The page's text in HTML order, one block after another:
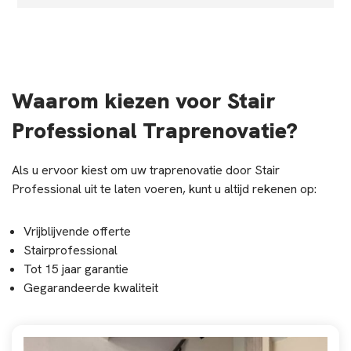
Waarom kiezen voor Stair
Professional Traprenovatie?
Als u ervoor kiest om uw traprenovatie door Stair
Professional uit te laten voeren, kunt u altijd rekenen op:
Vrijblijvende offerte
Stairprofessional
Tot 15 jaar garantie
Gegarandeerde kwaliteit